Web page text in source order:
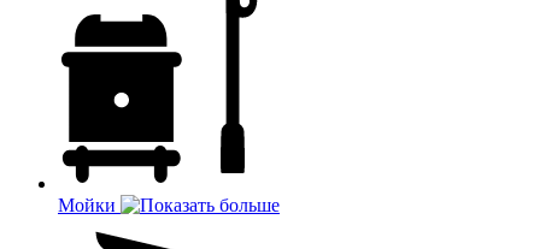
Мойки